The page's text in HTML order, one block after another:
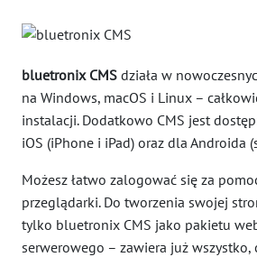
bluetronix CMS działa w
na Windows, macOS i Linux –
instalacji. Dodatkowo CMS jest
iOS (iPhone i iPad) oraz dla Androida
Możesz łatwo zalogować się za
przeglądarki. Do tworzenia swojej
tylko bluetronix CMS jako pakietu
serwerowego – zawiera już wszystko,